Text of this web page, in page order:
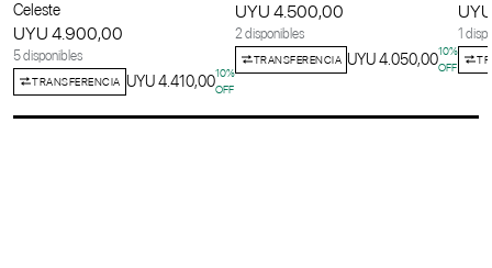
Celeste
UYU 4.900,00
5 disponibles
TRANSFERENCIA UYU 4.410,0010%
OFF
UYU 4.500,00
2 disponibles
TRANSFERENCIA UYU 4.050,0010%
OFF
1